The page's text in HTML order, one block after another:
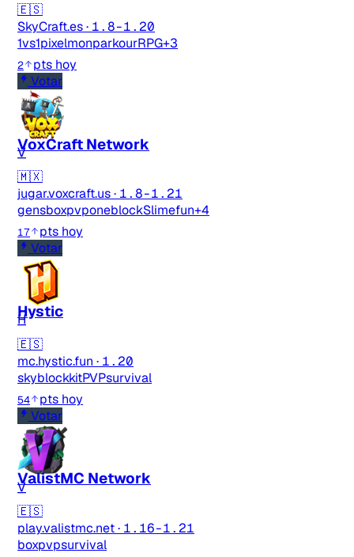
🇪🇸
SkyCraft.es· 1.8-1.20
1vs1pixelmonparkourRPG+3
2
pts hoy
Votar
V
VoxCraft Network
🇲🇽
jugar.voxcraft.us· 1.8-1.21
gensboxpvponeblockSlimefun+4
17
pts hoy
Votar
H
Hystic
🇪🇸
mc.hystic.fun · 1.20
skyblockkitPVPsurvival
54
pts hoy
Votar
V
ValistMC Network
🇪🇸
play.valistmc.net· 1.16-1.21
boxpvpsurvival